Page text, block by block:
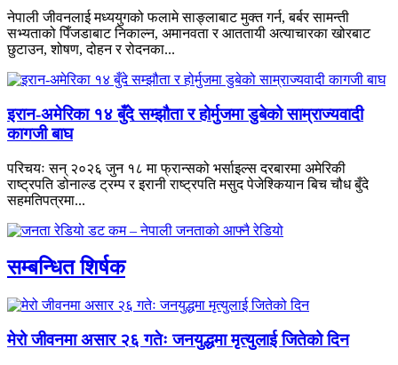
नेपाली जीवनलाई मध्ययुगको फलामे साङ्लाबाट मुक्त गर्न, बर्बर सामन्ती
सभ्यताको पिँजडाबाट निकाल्न, अमानवता र आततायी अत्याचारका खोरबाट
छुटाउन, शोषण, दोहन र रोदनका...
इरान-अमेरिका १४ बुँदे सम्झौता र होर्मुजमा डुबेको साम्राज्यवादी
कागजी बाघ
परिचयः सन् २०२६ जुन १८ मा फ्रान्सको भर्साइल्स दरबारमा अमेरिकी
राष्ट्रपति डोनाल्ड ट्रम्प र इरानी राष्ट्रपति मसुद पेजेश्कियान बिच चौध बुँदे
सहमतिपत्रमा...
सम्बन्धित शिर्षक
मेरो जीवनमा असार २६ गतेः जनयुद्धमा मृत्युलाई जितेको दिन